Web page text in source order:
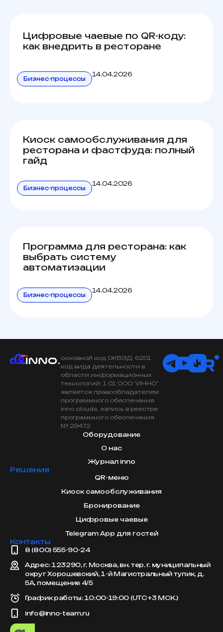
Цифровые чаевые по QR-коду:
как внедрить в ресторане
Бизнес-процессы
14.04.2026
Киоск самообслуживания для
ресторана и фастфуда: полный
гайд
Бизнес-процессы
14.04.2026
Программа для ресторана: как
выбрать систему
автоматизации
Бизнес-процессы
14.04.2026
основной код ОКВЭД: 6201
код вида деятельности в
области информационных
технологий: 1.01 ООО "ИННО"
является правообладателем
программного обеспечения
inno clouds, запись в реестре
программного обеспечения
№ 29472
Оборудование
О нас
Журнал inno
Решения
QR-меню
Киоск самообслуживания
Бронирование
Цифровые чаевые
Telegram App для гостей
Контакты
8 (800) 555-90-24
Адрес: 123290, г. Москва, вн. тер. г. муниципальный
округ Хорошевский, 1-й Магистральный тупик, д.
5А, помещение 4/5
График работы: 10:00-19:00 (UTC +3 МСК.)
info@inno-team.ru